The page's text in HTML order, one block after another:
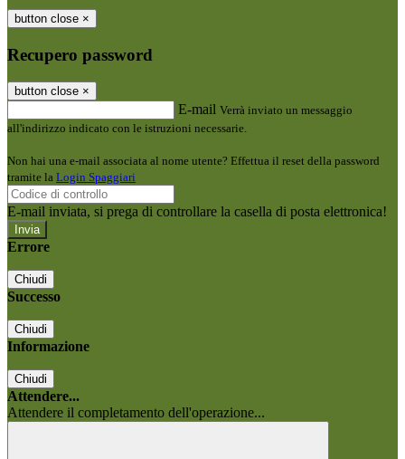
button close ×
Recupero password
button close ×
E-mail Verrà inviato un messaggio
all'indirizzo indicato con le istruzioni necessarie.
Non hai una e-mail associata al nome utente? Effettua il reset della password
tramite la Login Spaggiari
E-mail inviata, si prega di controllare la casella di posta elettronica!
Errore
Chiudi
Successo
Chiudi
Informazione
Chiudi
Attendere...
Attendere il completamento dell'operazione...